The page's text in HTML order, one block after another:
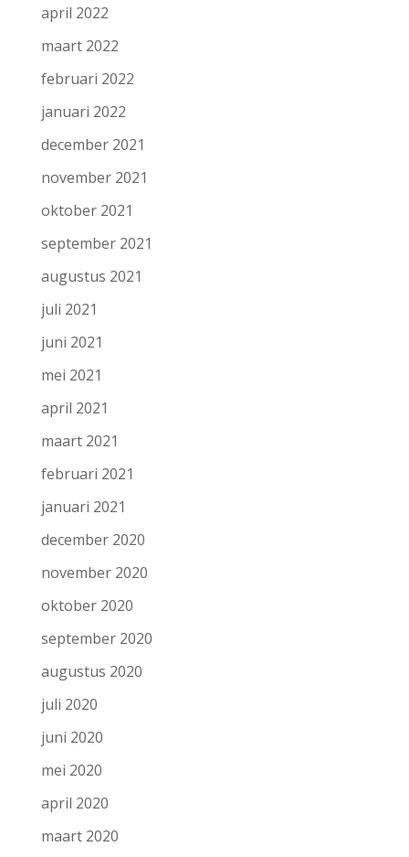
april 2022
maart 2022
februari 2022
januari 2022
december 2021
november 2021
oktober 2021
september 2021
augustus 2021
juli 2021
juni 2021
mei 2021
april 2021
maart 2021
februari 2021
januari 2021
december 2020
november 2020
oktober 2020
september 2020
augustus 2020
juli 2020
juni 2020
mei 2020
april 2020
maart 2020